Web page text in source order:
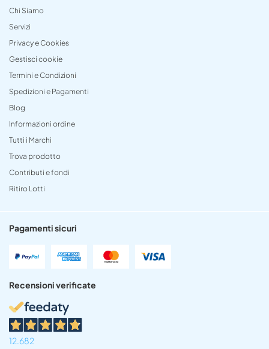
Chi Siamo
Servizi
Privacy e Cookies
Gestisci cookie
Termini e Condizioni
Spedizioni e Pagamenti
Blog
Informazioni ordine
Tutti i Marchi
Trova prodotto
Contributi e fondi
Ritiro Lotti
Pagamenti sicuri
Recensioni verificate
12.682